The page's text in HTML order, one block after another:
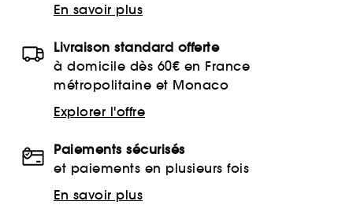
En savoir plus
Livraison standard offerte
à domicile dès 60€ en France
métropolitaine et Monaco
Explorer l'offre
Paiements sécurisés
et paiements en plusieurs fois
En savoir plus